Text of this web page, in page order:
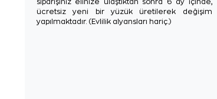
siparişiniz elinize ulaştıktan sonra 6 ay içinde,
ücretsiz yeni bir yüzük üretilerek değişim
yapılmaktadır. (Evlilik alyansları hariç.)